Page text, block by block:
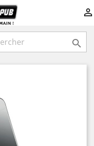

